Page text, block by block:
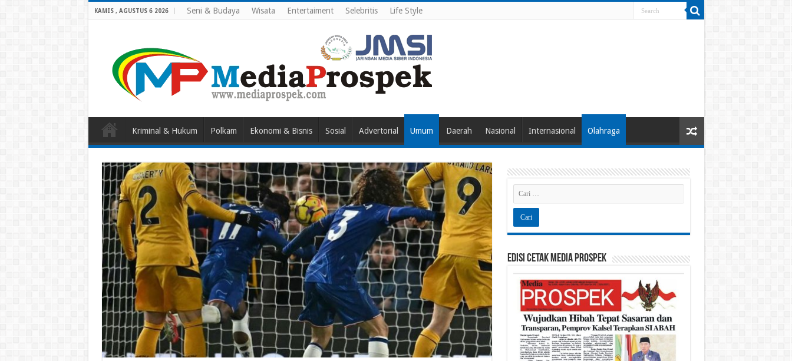
KAMIS , AGUSTUS 6 2026 Seni & Budaya Wisata Entertaiment Selebritis Life Style
Kriminal & Hukum Polkam Ekonomi & Bisnis Sosial Advertorial Umum Daerah Nasional Internasional Olahraga
Edisi Cetak Media Prospek